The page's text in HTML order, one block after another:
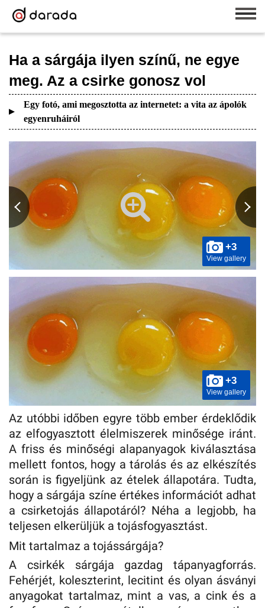
Ha a sárgája ilyen színű, ne egye
meg. Az a csirke gonosz vol
Egy fotó, ami megosztotta az internetet: a vita az ápolók
egyenruháiról
+3
View gallery
+3
View gallery
Az utóbbi időben egyre több ember érdeklődik
az elfogyasztott élelmiszerek minősége iránt.
A friss és minőségi alapanyagok kiválasztása
mellett fontos, hogy a tárolás és az elkészítés
során is figyeljünk az ételek állapotára. Tudta,
hogy a sárgája színe értékes információt adhat
a csirketojás állapotáról? Néha a legjobb, ha
teljesen elkerüljük a tojásfogyasztást.
Mit tartalmaz a tojássárgája?
A csirkék sárgája gazdag tápanyagforrás.
Fehérjét, koleszterint, lecitint és olyan ásványi
anyagokat tartalmaz, mint a vas, a cink és a